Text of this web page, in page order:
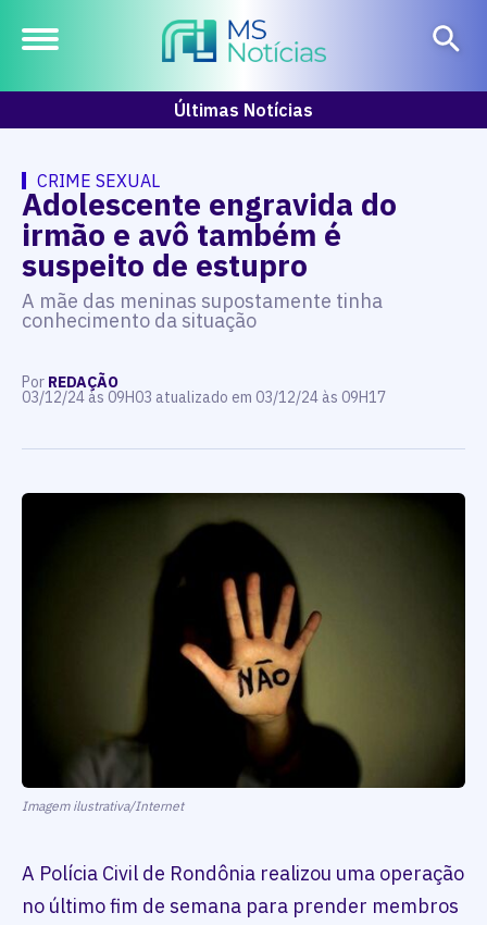
Últimas Notícias
CRIME SEXUAL
Adolescente engravida do
irmão e avô também é
suspeito de estupro
A mãe das meninas supostamente tinha
conhecimento da situação
Por REDAÇÃO
03/12/24 às 09H03 atualizado em 03/12/24 às 09H17
Imagem ilustrativa/Internet
A Polícia Civil de Rondônia realizou uma operação
no último fim de semana para prender membros